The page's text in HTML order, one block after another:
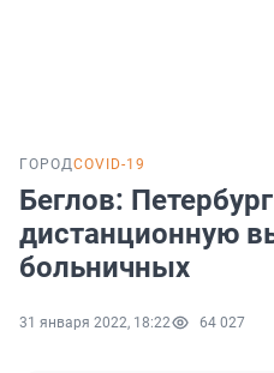
ГОРОДCOVID-19
Беглов:
дистанционную
больничных
31 января 2022, 18:22 64 027